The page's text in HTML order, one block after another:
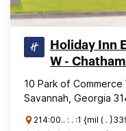
Holiday Inn
W -
10 Park of Commerce
Savannah, Georgia
214:00.. : . :1 {mil ( .